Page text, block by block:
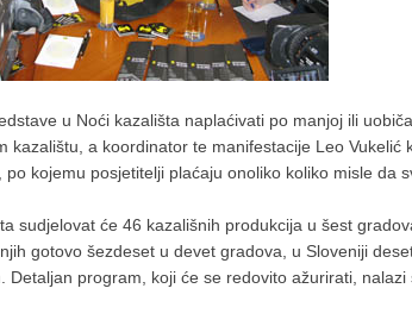
u Noći kazališta naplaćivati po manjoj ili
kazalištu, a koordinator te manifestacije Leo Vukelić
kojemu posjetitelji plaćaju onoliko koliko misle da
sudjelovat će 46 kazališnih produkcija u šest
gotovo šezdeset u devet gradova, u Sloveniji
Detaljan program, koji će se redovito ažurirati, nalazi